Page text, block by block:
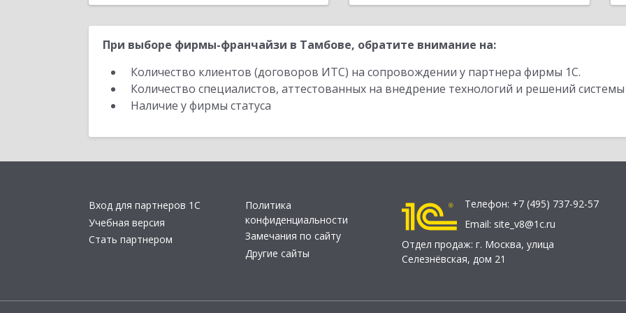
При выборе фирмы-франчайзи в Тамбове, обратите внимание на:
Количество клиентов (договоров ИТС) на сопровождении у партнера фирмы 1С.
Количество специалистов, аттестованных на внедрение технологий и решений
Наличие у фирмы статуса
Вход для партнеров 1С
Учебная версия
Стать партнером
Политика
конфиденциальности
Замечания по сайту
Другие сайты
Телефон: +7 (495) 737-92-57
Email: site_v8@1c.ru
Отдел продаж: г. Москва, улица
Селезнёвская, дом 21